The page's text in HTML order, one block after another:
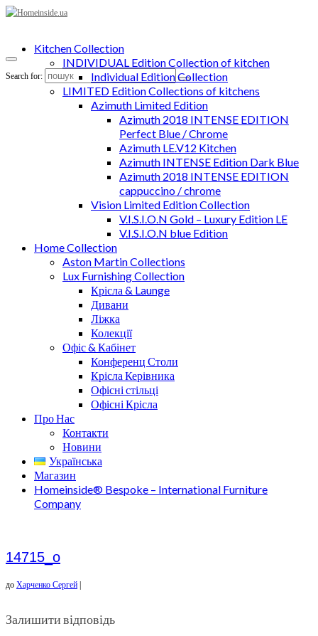
Search for:
Kitchen Collection
INDIVIDUAL Edition Collection of kitchen
Individual Edition Collection
LIMITED Edition Collections of kitchens
Azimuth Limited Edition
Azimuth 2018 INTENSE EDITION
Perfect Blue / Chrome
Azimuth LE.V12 Kitchen
Azimuth INTENSE Edition Dark Blue
Azimuth 2018 INTENSE EDITION
cappuccino / chrome
Vision Limited Edition Collection
V.I.S.I.O.N Gold – Luxury Edition LE
V.I.S.I.O.N blue Edition
Home Collection
Aston Martin Collections
Lux Furnishing Collection
Крісла & Launge
Дивани
Ліжка
Колекції
Офіс & Кабінет
Конференц Столи
Крісла Керівника
Офісні стільці
Офісні Крісла
Про Нас
Контакти
Новини
Українська
Магазин
Homeinside® Bespoke – International Furniture
Company
14715_o
до Харченко Сергей
Залишити відповідь